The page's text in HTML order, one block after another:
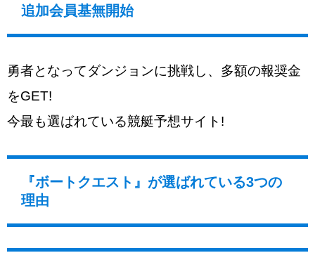
追加会員基無開始
勇者となってダンジョンに挑戦し、多額の報奨金
をGET!
今最も選ばれている競艇予想サイト!
『ボートクエスト』が選ばれている3つの
理由